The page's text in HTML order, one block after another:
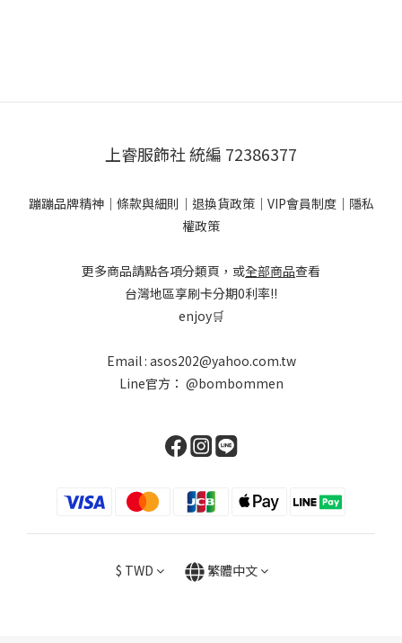
上睿服飾社 統編 72386377
蹦蹦品牌精神｜ 條款與細則 ｜ 退換貨政策｜ VIP會員制度｜ 隱私
權政策
更多商品請點各項分類頁，或全部商品查看
台灣地區享刷卡分期0利率!!
enjoy🛒
Email : asos202@yahoo.com.tw
Line官方： @bombommen
$ TWD 繁體中文